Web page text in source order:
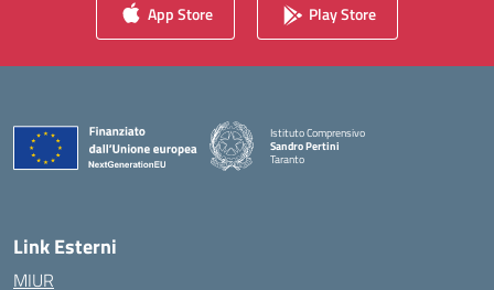
App Store Play Store
Istituto Comprensivo
Sandro Pertini
Taranto
Link Esterni
MIUR